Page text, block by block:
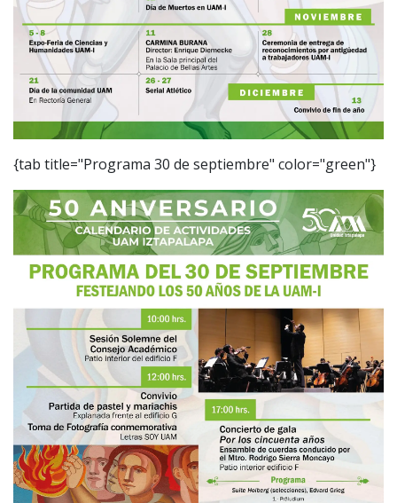
{tab title="Programa 30 de septiembre" color="green"}